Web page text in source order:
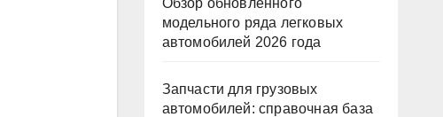
Обзор обновлённого
модельного ряда легковых
автомобилей 2026 года
Запчасти для грузовых
автомобилей: справочная база